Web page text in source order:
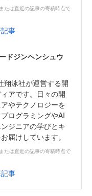
たは直近の記事の寄稿時点で
事
ドジンヘンシュウ
翔泳社が運営する開
アです。日々の開
やテクノロジーを
ログラミングやAI
ジニアの学びとキ
届けしています。
たは直近の記事の寄稿時点で
事